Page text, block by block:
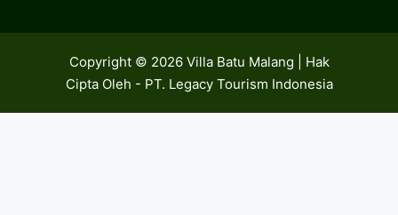
Copyright © 2026 Villa Batu Malang | Hak
Cipta Oleh - PT. Legacy Tourism Indonesia